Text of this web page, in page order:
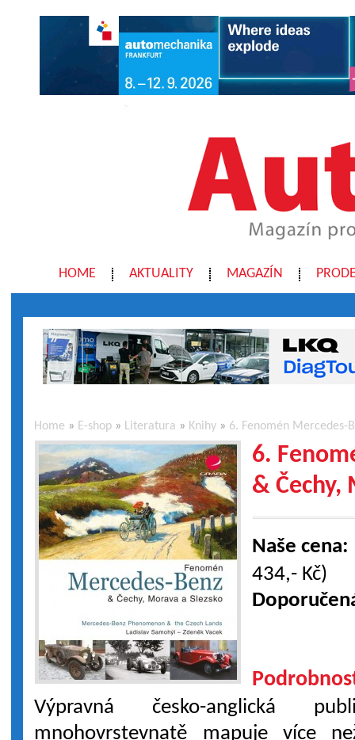
HOME AKTUALITY MAGAZÍN
Home » E-shop » Literatura » Knihy » 6. Fenomén Mercedes-
6.
& Čechy,
Naše cena:
434,- Kč)
Výpravná česko-anglická
mnohovrstevnatě mapuje více